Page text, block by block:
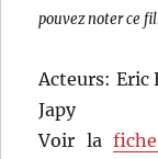
pouvez noter ce
Acteurs: Eric
Japy
Voir la